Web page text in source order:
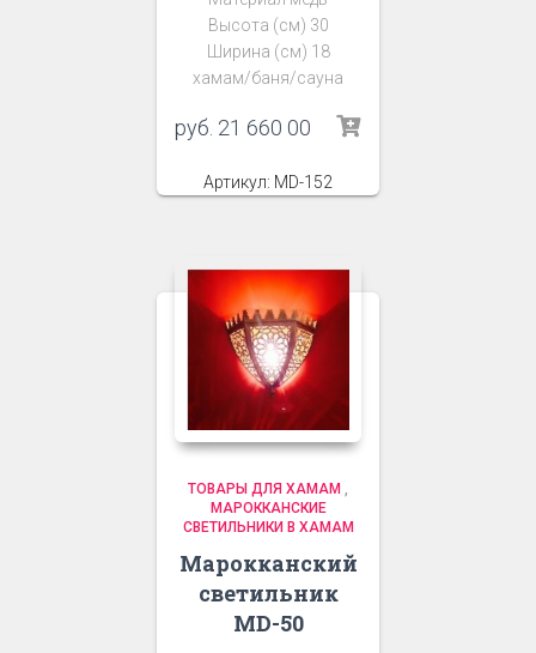
Высота (см) 30
Ширина (см) 18
хамам/баня/сауна
руб. 21 660 00
Артикул: MD-152
ТОВАРЫ ДЛЯ ХАМАМ ,
МАРОККАНСКИЕ
СВЕТИЛЬНИКИ В ХАМАМ
Марокканский
светильник
MD-50